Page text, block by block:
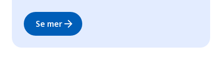
Se merarrow_forward